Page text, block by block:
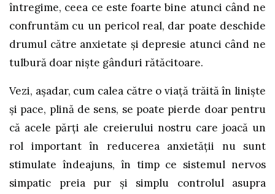
întregime, ceea ce este foarte bine atunci când ne
confruntăm cu un pericol real, dar poate deschide
drumul către anxietate și depresie atunci când ne
tulbură doar niște gânduri rătăcitoare.
Vezi, așadar, cum calea către o viață trăită în liniște
și pace, plină de sens, se poate pierde doar pentru
că acele părți ale creierului nostru care joacă un
rol important în reducerea anxietății nu sunt
stimulate îndeajuns, în timp ce sistemul nervos
simpatic preia pur și simplu controlul asupra